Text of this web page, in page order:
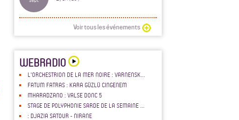
Voir tous les événements
WEBRADIO
L'ORCHESTRION DE LA MER NOIRE : VARNENSK...
FATUM FATRAS : KARA GÜZLÜ CINGENEM
MHARADZANO : VALSE DONC 5
STAGE DE POLYPHONIE SARDE DE LA SEMAINE ...
: DJAZIA SATOUR - NIRANE